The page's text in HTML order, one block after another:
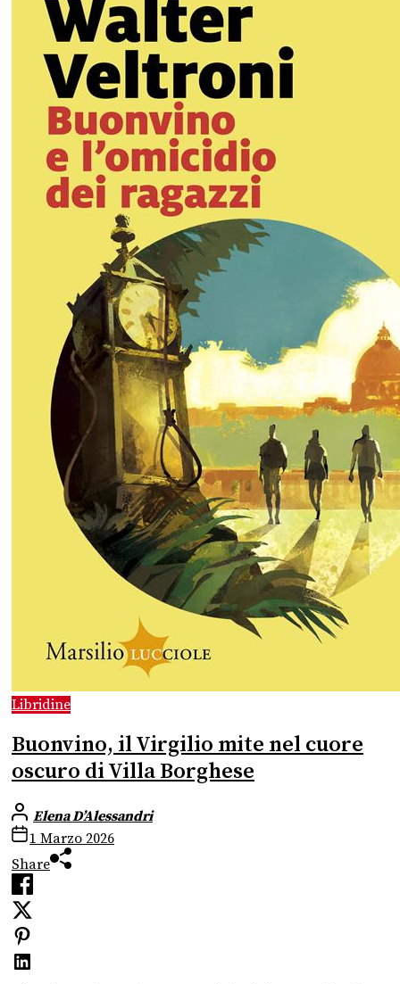
Libridine
Buonvino, il Virgilio mite nel cuore
oscuro di Villa Borghese
Elena D’Alessandri
1 Marzo 2026
Share